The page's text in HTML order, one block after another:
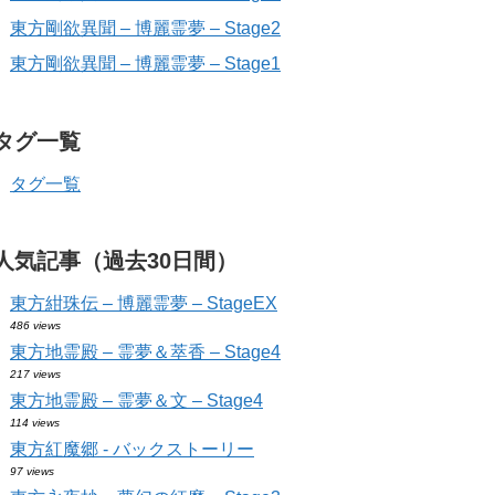
東方剛欲異聞 – 博麗霊夢 – Stage2
東方剛欲異聞 – 博麗霊夢 – Stage1
グ一覧
タグ一覧
気記事（過去30日間）
東方紺珠伝 – 博麗霊夢 – StageEX
486 views
東方地霊殿 – 霊夢＆萃香 – Stage4
217 views
東方地霊殿 – 霊夢＆文 – Stage4
114 views
東方紅魔郷 - バックストーリー
97 views